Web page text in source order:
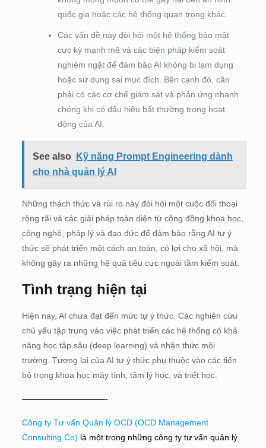
quốc gia hoặc các hệ thống quan trọng khác.
Các vấn đề này đòi hỏi một hệ thống bảo mật
cực kỳ mạnh mẽ và các biện pháp kiểm soát
nghiêm ngặt để đảm bảo AI không bị lạm dụng
hoặc sử dụng sai mục đích. Bên cạnh đó, cần
phải có các cơ chế giám sát và phản ứng nhanh
chóng khi có dấu hiệu bất thường trong hoạt
động của AI.
See also
Kỹ năng Prompt Engineering dành
cho nhà quản lý AI
Những thách thức và rủi ro này đòi hỏi một cuộc đối thoại
rộng rãi và các giải pháp toàn diện từ cộng đồng khoa học,
công nghệ, pháp lý và đạo đức để đảm bảo rằng AI tự ý
thức sẽ phát triển một cách an toàn, có lợi cho xã hội, mà
không gây ra những hệ quả tiêu cực ngoài tầm kiểm soát.
Tình trạng hiện tại
Hiện nay, AI chưa đạt đến mức tự ý thức. Các nghiên cứu
chủ yếu tập trung vào việc phát triển các hệ thống có khả
năng học tập sâu (deep learning) và nhận thức môi
trường. Tương lai của AI tự ý thức phụ thuộc vào các tiến
bộ trong khoa học máy tính, tâm lý học, và triết học.
——————————-
Công ty Tư vấn Quản lý OCD (OCD Management
Consulting Co) là một trong những công ty tư vấn quản lý